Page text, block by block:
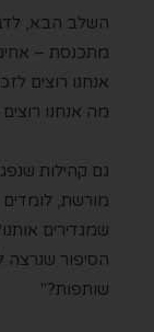
השלב הבא,
מתכנסת –
אנחנו רוצים
מה אנחנו
גם קהילות
מורשת,
שמגדירים
הסיפור שנרצה
שותפות?"